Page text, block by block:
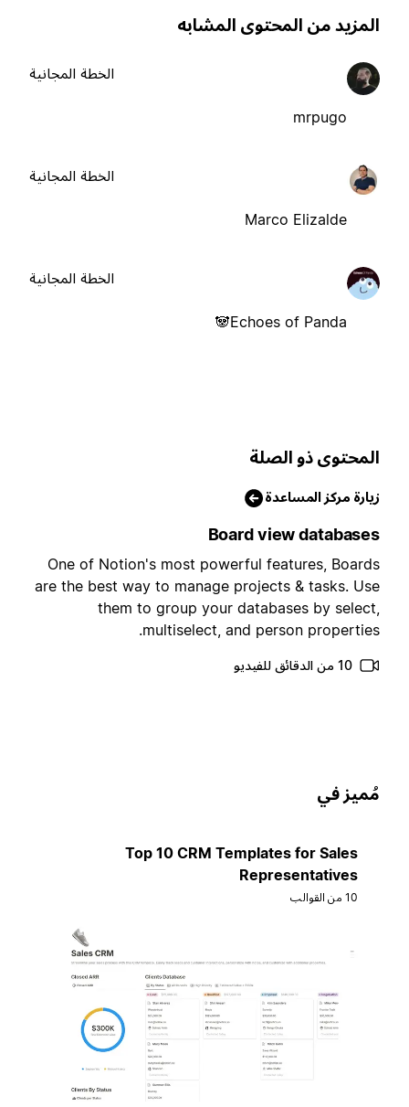
من المحتوى المشابه
mrpugo
الخطة المجانية
Marco Elizalde
الخطة المجانية
Echoes of Panda🐼
الخطة المجانية
ذو الصلة
مركز المساعدة
Board view
One of Notion's most powerful features,
are the best way to manage projects & tasks.
them to group your databases by
multiselect, and person
10 من الدقائق للفيديو
في
Top 10 CRM Templates for Sales
Representatives